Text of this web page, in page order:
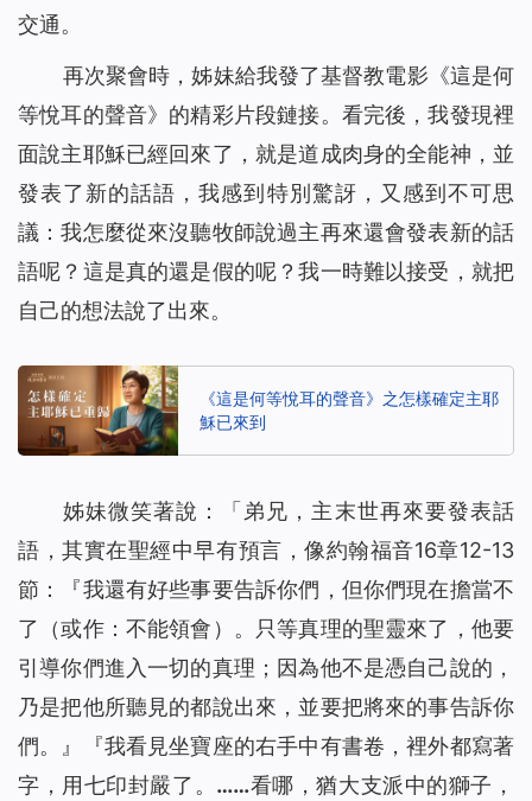
交通。
再次聚會時，姊妹給我發了基督教電影 《這是何
等悅耳的聲音》 的精彩片段鏈接。看完後，我發現裡
面說主耶穌已經回來了，就是道成肉身的全能神，並
發表了新的話語，我感到特別驚訝，又感到不可思
議：我怎麼從來沒聽牧師說過主再來還會發表新的話
語呢？這是真的還是假的呢？我一時難以接受，就把
自己的想法說了出來。
《這是何等悅耳的聲音》之怎樣確定主耶
穌已來到
姊妹微笑著說：「弟兄，主末世再來要發表話
語，其實在聖經中早有預言，像約翰福音16章12-13
節：『我還有好些事要告訴你們，但你們現在擔當不
了
（或作：不能領會）
。只等真理的聖靈來了，他要
引導你們進入一切的真理；因為他不是憑自己說的，
乃是把他所聽見的都說出來，並要把將來的事告訴你
們。
』『我看見坐寶座的右手中有書卷，裡外都寫著
字，用七印封嚴了。……看哪，猶大支派中的獅子，